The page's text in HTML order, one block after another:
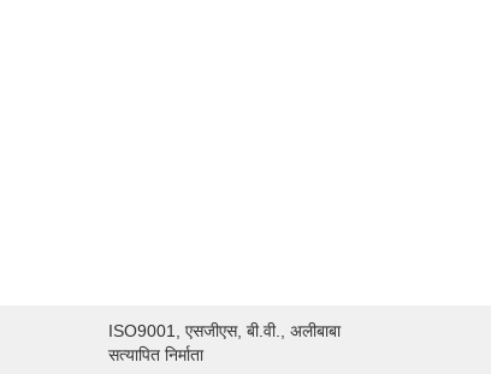
ISO9001, एसजीएस, बी.वी., अलीबाबा
सत्यापित निर्माता